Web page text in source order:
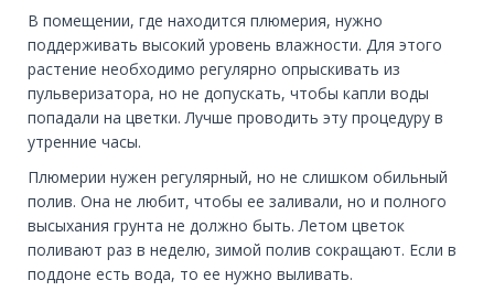
В помещении, где находится плюмерия, нужно
поддерживать высокий уровень влажности. Для этого
растение необходимо регулярно опрыскивать из
пульверизатора, но не допускать, чтобы капли воды
попадали на цветки. Лучше проводить эту процедуру в
утренние часы.
Плюмерии нужен регулярный, но не слишком обильный
полив. Она не любит, чтобы ее заливали, но и полного
высыхания грунта не должно быть. Летом цветок
поливают раз в неделю, зимой полив сокращают. Если в
поддоне есть вода, то ее нужно выливать.